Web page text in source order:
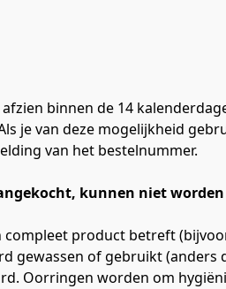
binnen de 14
je van deze mogelijkheid
van het bestelnummer.
kunnen niet
product betreft
gewassen of gebruikt (anders
Oorringen worden om